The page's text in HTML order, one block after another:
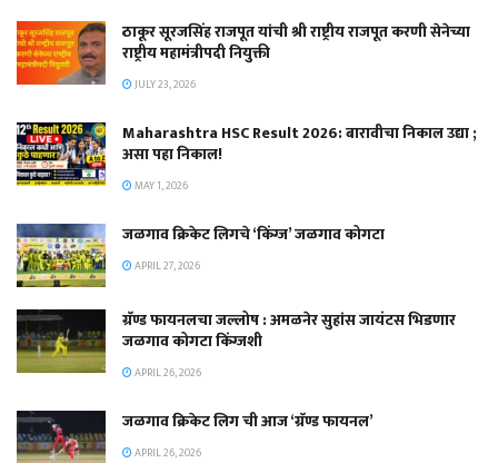
ठाकूर सूरजसिंह राजपूत यांची श्री राष्ट्रीय राजपूत करणी सेनेच्या
राष्ट्रीय महामंत्रीपदी नियुक्ती
JULY 23, 2026
Maharashtra HSC Result 2026: बारावीचा निकाल उद्या ;
असा पहा निकाल!
MAY 1, 2026
जळगाव क्रिकेट लिगचे ‘किंग्ज’ जळगाव कोगटा
APRIL 27, 2026
ग्रॅण्ड फायनलचा जल्लोष : अमळनेर सुहांस जायंटस भिडणार
जळगाव कोगटा किंग्जशी
APRIL 26, 2026
जळगाव क्रिकेट लिग ची आज ‘ग्रॅण्ड फायनल’
APRIL 26, 2026